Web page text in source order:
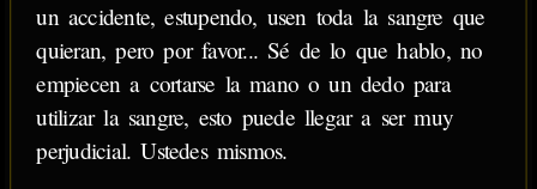
un accidente, estupendo, usen toda la sangre que
quieran, pero por favor... Sé de lo que hablo, no
empiecen a cortarse la mano o un dedo para
utilizar la sangre, esto puede llegar a ser muy
perjudicial. Ustedes mismos.